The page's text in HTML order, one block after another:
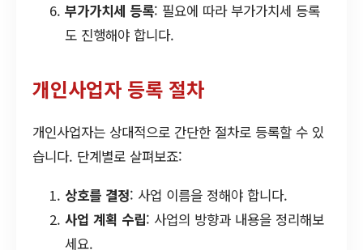
부가가치세 등록: 필요에 따라 부가가치세 등록
도 진행해야 합니다.
개인사업자 등록 절차
개인사업자는 상대적으로 간단한 절차로 등록할 수 있
습니다. 단계별로 살펴보죠:
상호를 결정: 사업 이름을 정해야 합니다.
사업 계획 수립: 사업의 방향과 내용을 정리해보
세요.